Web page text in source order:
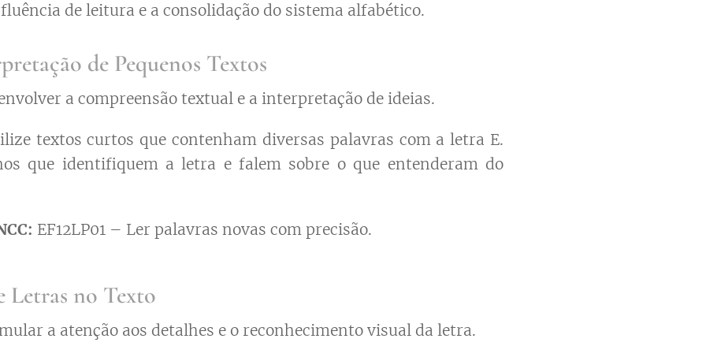
de leitura e a consolidação do sistema alfabético.
de Pequenos Textos
a compreensão textual e a interpretação de ideias.
textos curtos que contenham diversas palavras com a letra E.
que identifiquem a letra e falem sobre o que entenderam do
EF12LP01 – Ler palavras novas com precisão.
Letras no Texto
a atenção aos detalhes e o reconhecimento visual da letra.